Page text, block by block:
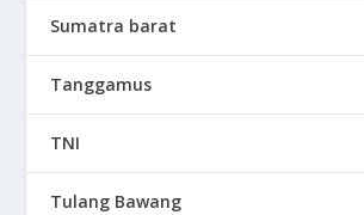
Sumatra barat
Tanggamus
TNI
Tulang Bawang